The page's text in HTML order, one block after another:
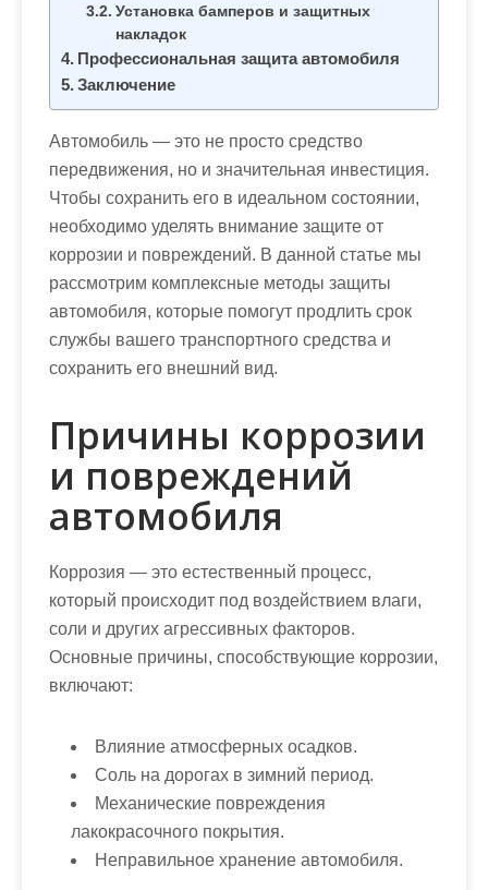
Установка бамперов и защитных
накладок
Профессиональная защита автомобиля
Заключение
Автомобиль — это не просто средство
передвижения, но и значительная инвестиция.
Чтобы сохранить его в идеальном состоянии,
необходимо уделять внимание защите от
коррозии и повреждений. В данной статье мы
рассмотрим комплексные методы защиты
автомобиля, которые помогут продлить срок
службы вашего транспортного средства и
сохранить его внешний вид.
Причины коррозии
и повреждений
автомобиля
Коррозия — это естественный процесс,
который происходит под воздействием влаги,
соли и других агрессивных факторов.
Основные причины, способствующие коррозии,
включают:
Влияние атмосферных осадков.
Соль на дорогах в зимний период.
Механические повреждения
лакокрасочного покрытия.
Неправильное хранение автомобиля.